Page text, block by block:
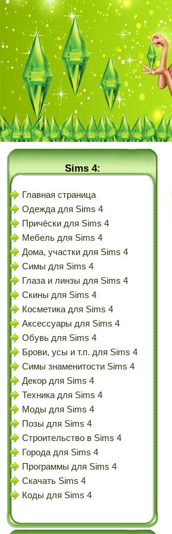
Sims 4:
Главная страница
Одежда для Sims 4
Причёски для Sims 4
Мебель для Sims 4
Дома, участки для Sims 4
Симы для Sims 4
Глаза и линзы для Sims 4
Скины для Sims 4
Косметика для Sims 4
Аксессуары для Sims 4
Обувь для Sims 4
Брови, усы и т.п. для Sims 4
Симы знаменитости Sims 4
Декор для Sims 4
Техника для Sims 4
Моды для Sims 4
Позы для Sims 4
Строительство в Sims 4
Города для Sims 4
Программы для Sims 4
Скачать Sims 4
Коды для Sims 4